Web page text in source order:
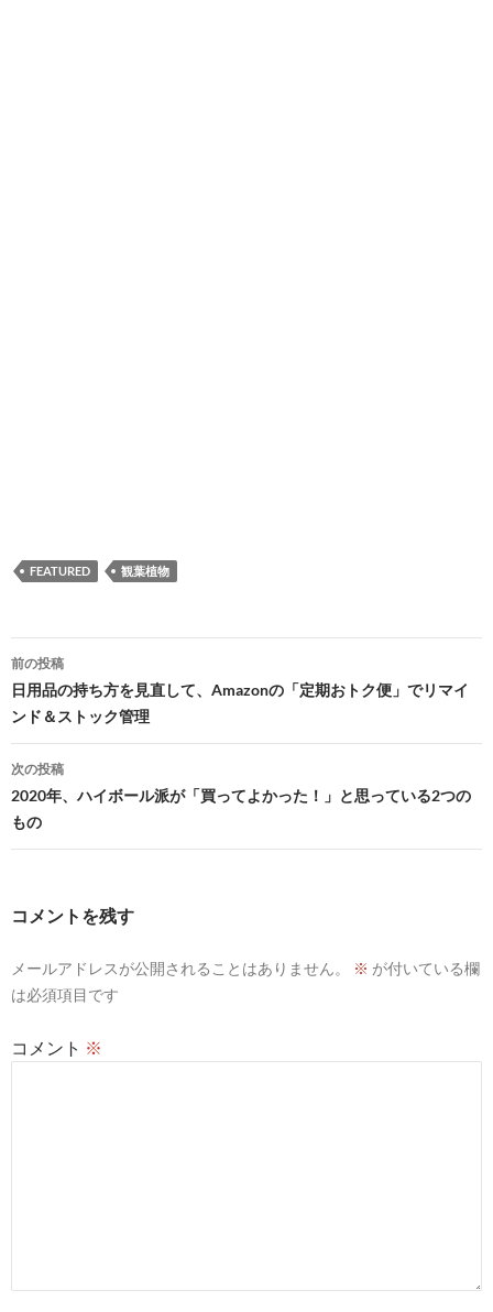
FEATURED 観葉植物
投
稿
ナ
ビ
ゲ
ー
ョ
ン
前の投稿
日用品の持ち方を見直して、Amazonの「定期おトク便」でリマイ
ンド＆ストック管理
次の投稿
2020年、ハイボール派が「買ってよかった！」と思っている2つの
もの
コメントを残す
メールアドレスが公開されることはありません。 ※ が付いている欄
は必須項目です
コメント ※